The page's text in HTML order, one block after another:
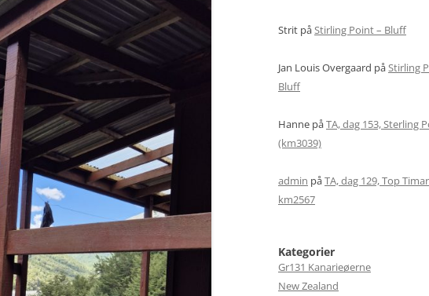
Strit påStirling Point – Bluff
Jan Louis Overgaard påStirling
Bluff
Hanne påTA, dag 153, Sterling
(km3039)
admin påTA, dag 129, Top
km2567
Kategorier
Gr131 Kanarieøerne
New Zealand